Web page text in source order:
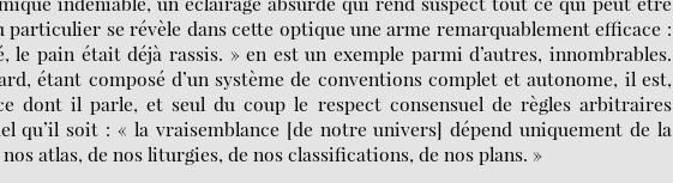
se révèle dans cette optique une arme remarquablement efficace :
le pain était déjà rassis. » en est un exemple parmi d’autres, innombrables.
étant composé d’un système de conventions complet et autonome, il est,
dont il parle, et seul du coup le respect consensuel de règles arbitraires
qu’il soit : « la vraisemblance [de notre univers] dépend uniquement de la
atlas, de nos liturgies, de nos classifications, de nos plans. »